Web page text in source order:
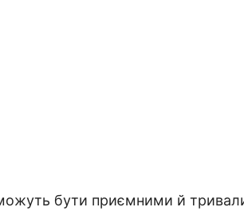
бути приємними й